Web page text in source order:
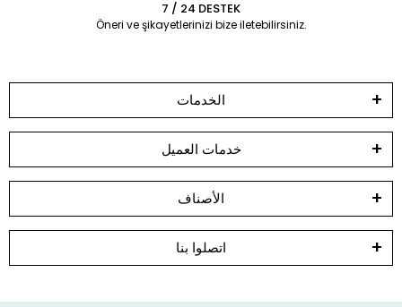
7 / 24 DESTEK
Öneri ve şikayetlerinizi bize iletebilirsiniz.
الخدمات
خدمات العميل
الأصناف
اتصلوا بنا